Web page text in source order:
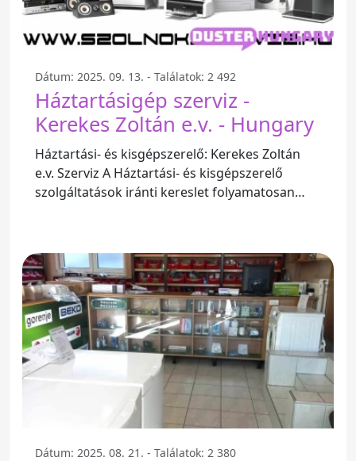
Dátum: 2025. 09. 13. - Találatok: 2 492
Háztartásigép szerviz -
Kerekes Zoltán e.v. - Hungary
Háztartási- és kisgépszerelő: Kerekes Zoltán
e.v. Szerviz A Háztartási- és kisgépszerelő
szolgáltatások iránti kereslet folyamatosan
Dátum: 2025. 08. 21. - Találatok: 2 380